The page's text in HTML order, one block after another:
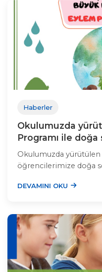
Haberler
Okulumuzda
Programı ile
Okulumuzda
öğrencilerimize doğa
DEVAMINI OKU